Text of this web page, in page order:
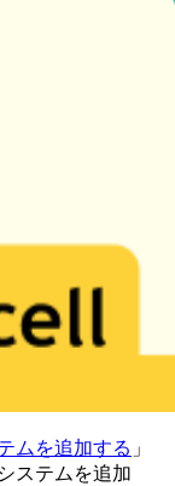
ムを追加する 」
ステムを追加